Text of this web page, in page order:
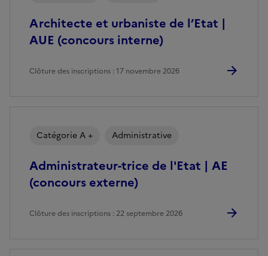
Architecte et urbaniste de l’Etat |
AUE (concours interne)
Clôture des inscriptions : 17 novembre 2026
Administrateur-trice de l'Etat | AE
(concours externe)
Catégorie A + Administrative
Clôture des inscriptions : 22 septembre 2026